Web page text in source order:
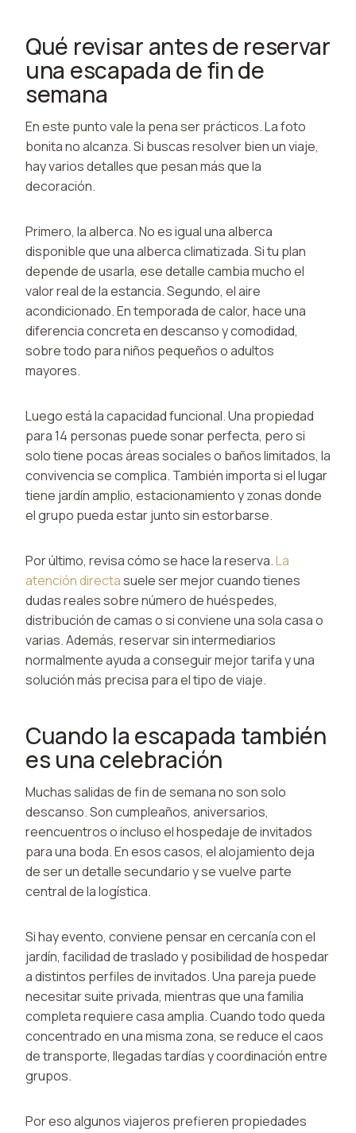
Qué revisar antes de reservar
una escapada de fin de
semana
En este punto vale la pena ser prácticos. La foto
bonita no alcanza. Si buscas resolver bien un viaje,
hay varios detalles que pesan más que la
decoración.
Primero, la alberca. No es igual una alberca
disponible que una alberca climatizada. Si tu plan
depende de usarla, ese detalle cambia mucho el
valor real de la estancia. Segundo, el aire
acondicionado. En temporada de calor, hace una
diferencia concreta en descanso y comodidad,
sobre todo para niños pequeños o adultos
mayores.
Luego está la capacidad funcional. Una propiedad
para 14 personas puede sonar perfecta, pero si
solo tiene pocas áreas sociales o baños limitados, la
convivencia se complica. También importa si el lugar
tiene jardín amplio, estacionamiento y zonas donde
el grupo pueda estar junto sin estorbarse.
Por último, revisa cómo se hace la reserva.La
atención directasuele ser mejor cuando tienes
dudas reales sobre número de huéspedes,
distribución de camas o si conviene una sola casa o
varias. Además, reservar sin intermediarios
normalmente ayuda a conseguir mejor tarifa y una
solución más precisa para el tipo de viaje.
Cuando la escapada también
es una celebración
Muchas salidas de fin de semana no son solo
descanso. Son cumpleaños, aniversarios,
reencuentros o incluso el hospedaje de invitados
para una boda. En esos casos, el alojamiento deja
de ser un detalle secundario y se vuelve parte
central de la logística.
Si hay evento, conviene pensar en cercanía con el
jardín, facilidad de traslado y posibilidad de hospedar
a distintos perfiles de invitados. Una pareja puede
necesitar suite privada, mientras que una familia
completa requiere casa amplia. Cuando todo queda
concentrado en una misma zona, se reduce el caos
de transporte, llegadas tardías y coordinación entre
grupos.
Por eso algunos viajeros prefieren propiedades